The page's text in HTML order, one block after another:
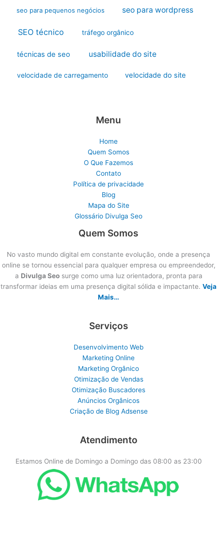
seo para pequenos negócios seo para wordpress
SEO técnico tráfego orgânico
técnicas de seo usabilidade do site
velocidade de carregamento velocidade do site
Menu
Home
Quem Somos
O Que Fazemos
Contato
Política de privacidade
Blog
Mapa do Site
Glossário Divulga Seo
Quem Somos
No vasto mundo digital em constante evolução, onde a presença
online se tornou essencial para qualquer empresa ou empreendedor,
a Divulga Seosurge como uma luz orientadora, pronta para
transformar ideias em uma presença digital sólida e impactante. Veja
Mais…
Serviços
Desenvolvimento Web
Marketing Online
Marketing Orgânico
Otimização de Vendas
Otimização Buscadores
Anúncios Orgânicos
Criação de Blog Adsense
Atendimento
Estamos Online de Domingo a Domingo das 08:00 as 23:00